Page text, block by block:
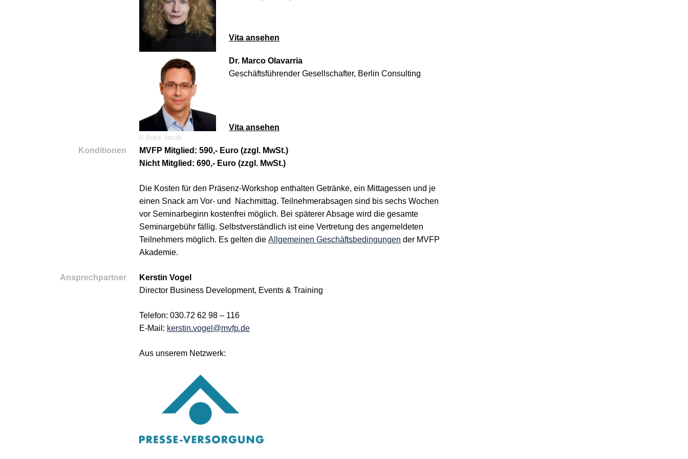
Vita ansehen
© Anke Jacob
Dr. Marco Olavarria
Geschäftsführender Gesellschafter, Berlin Consulting
Vita ansehen
Konditionen
MVFP Mitglied: 590,- Euro (zzgl. MwSt.)
Nicht Mitglied: 690,- Euro (zzgl. MwSt.)
Die Kosten für den Präsenz-Workshop enthalten Getränke, ein Mittagessen und je
einen Snack am Vor- und Nachmittag. Teilnehmerabsagen sind bis sechs Wochen
vor Seminarbeginn kostenfrei möglich. Bei späterer Absage wird die gesamte
Seminargebühr fällig. Selbstverständlich ist eine Vertretung des angemeldeten
Teilnehmers möglich. Es gelten die Allgemeinen Geschäftsbedingungen der MVFP
Akademie.
Ansprechpartner
Kerstin Vogel
Director Business Development, Events & Training
Telefon: 030.72 62 98 – 116
E-Mail: kerstin.vogel@mvfp.de
Aus unserem Netzwerk: